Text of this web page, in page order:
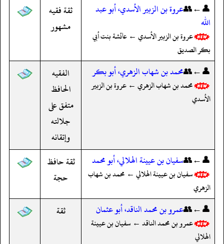
👤←👥عروة بن الزبير الأسدي، أبو عبد
الله
عروة بن الزبير الأسدي ← عائشة بنت أبي
بكر الصديق
ثقة فقيه
مشهور
👤←👥محمد بن شهاب الزهري، أبو بكر
محمد بن شهاب الزهري ← عروة بن الزبير
الأسدي
الفقيه
الحافظ
متفق على
جلالته
وإتقانه
👤←👥سفيان بن عيينة الهلالي، أبو محمد
سفيان بن عيينة الهلالي ← محمد بن شهاب
الزهري
ثقة حافظ
حجة
👤←👥عمرو بن محمد الناقد، أبو عثمان
عمرو بن محمد الناقد ← سفيان بن عيينة
الهلالي
ثقة